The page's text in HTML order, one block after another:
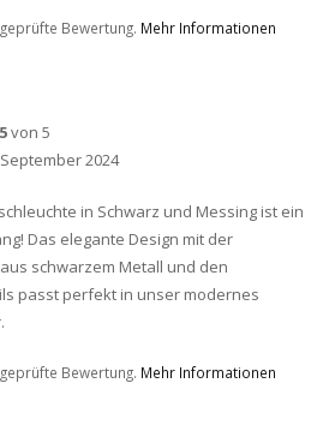
geprüfte Bewertung. Mehr Informationen
5von 5
2024
in Schwarz und Messing ist ein
Das elegante Design mit der
schwarzem Metall und den
passt perfekt in unser modernes
geprüfte Bewertung. Mehr Informationen